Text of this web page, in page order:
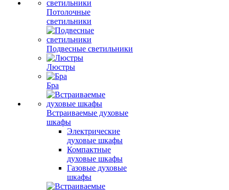
Потолочные
светильники
Подвесные светильники
Люстры
Бра
Встраиваемые духовые
шкафы
Электрические
духовые шкафы
Компактные
духовые шкафы
Газовые духовые
шкафы